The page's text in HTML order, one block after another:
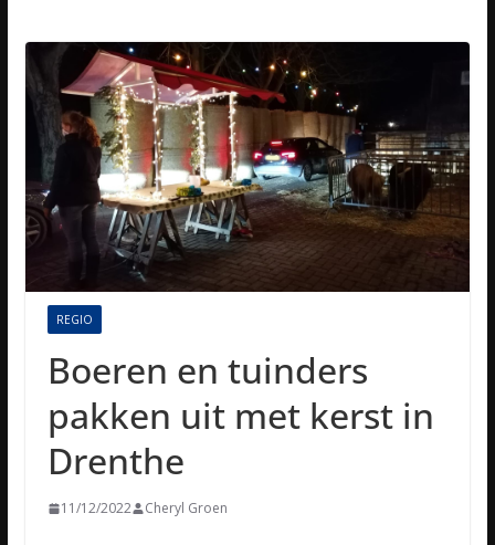
REGIO
Boeren en tuinders
pakken uit met kerst in
Drenthe
11/12/2022 Cheryl Groen